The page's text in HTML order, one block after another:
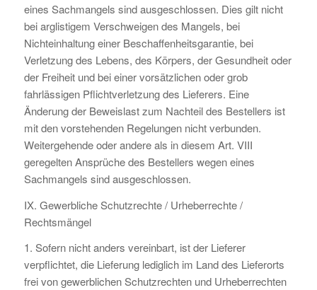
eines Sachmangels sind ausgeschlossen. Dies gilt nicht
bei arglistigem Verschweigen des Mangels, bei
Nichteinhaltung einer Beschaffenheitsgarantie, bei
Verletzung des Lebens, des Körpers, der Gesundheit oder
der Freiheit und bei einer vorsätzlichen oder grob
fahrlässigen Pflichtverletzung des Lieferers. Eine
Änderung der Beweislast zum Nachteil des Bestellers ist
mit den vorstehenden Regelungen nicht verbunden.
Weitergehende oder andere als in diesem Art. VIII
geregelten Ansprüche des Bestellers wegen eines
Sachmangels sind ausgeschlossen.
IX. Gewerbliche Schutzrechte / Urheberrechte /
Rechtsmängel
1. Sofern nicht anders vereinbart, ist der Lieferer
verpflichtet, die Lieferung lediglich im Land des Lieferorts
frei von gewerblichen Schutzrechten und Urheberrechten